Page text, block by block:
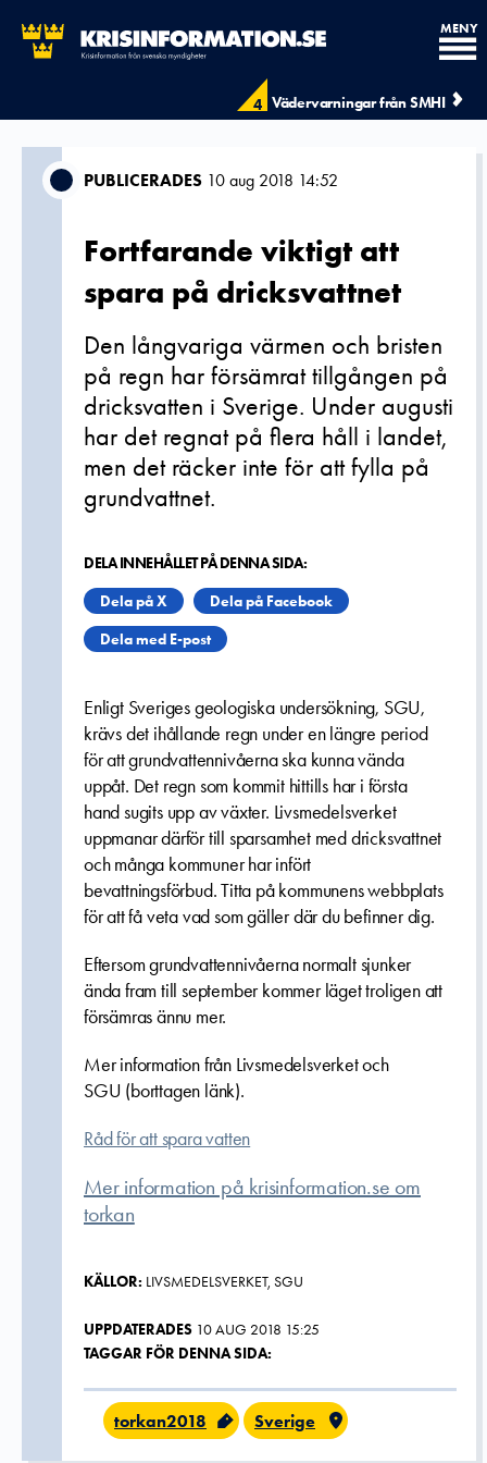
4 Vädervarningar från SMHI
MENY
PUBLICERADES 10 aug 2018 14:52
Fortfarande viktigt att
spara på dricksvattnet
Den långvariga värmen och bristen
på regn har försämrat tillgången på
dricksvatten i Sverige. Under augusti
har det regnat på flera håll i landet,
men det räcker inte för att fylla på
grundvattnet.
DELA INNEHÅLLET PÅ DENNA SIDA:
Dela på X
Dela på Facebook
Dela med E-post
Enligt Sveriges geologiska undersökning, SGU,
krävs det ihållande regn under en längre period
för att grundvattennivåerna ska kunna vända
uppåt. Det regn som kommit hittills har i första
hand sugits upp av växter. Livsmedelsverket
uppmanar därför till sparsamhet med dricksvattnet
och många kommuner har infört
bevattningsförbud. Titta på kommunens webbplats
för att få veta vad som gäller där du befinner dig.
Eftersom grundvattennivåerna normalt sjunker
ända fram till september kommer läget troligen att
försämras ännu mer.
Mer information från Livsmedelsverket och
SGU (borttagen länk).
Råd för att spara vatten
Mer information på krisinformation.se om
torkan
KÄLLOR: LIVSMEDELSVERKET, SGU
UPPDATERADES 10 AUG 2018 15:25
TAGGAR FÖR DENNA SIDA:
torkan2018 Sverige